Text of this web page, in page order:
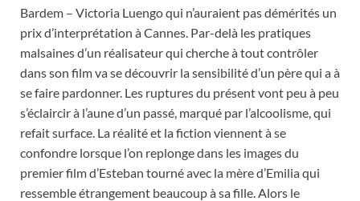
Bardem – Victoria Luengo qui n’auraient pas démérités un
prix d’interprétation à Cannes. Par-delà les pratiques
malsaines d’un réalisateur qui cherche à tout contrôler
dans son film va se découvrir la sensibilité d’un père qui a à
se faire pardonner. Les ruptures du présent vont peu à peu
s’éclaircir à l’aune d’un passé, marqué par l’alcoolisme, qui
refait surface. La réalité et la fiction viennent à se
confondre lorsque l’on replonge dans les images du
premier film d’Esteban tourné avec la mère d’Emilia qui
ressemble étrangement beaucoup à sa fille. Alors le